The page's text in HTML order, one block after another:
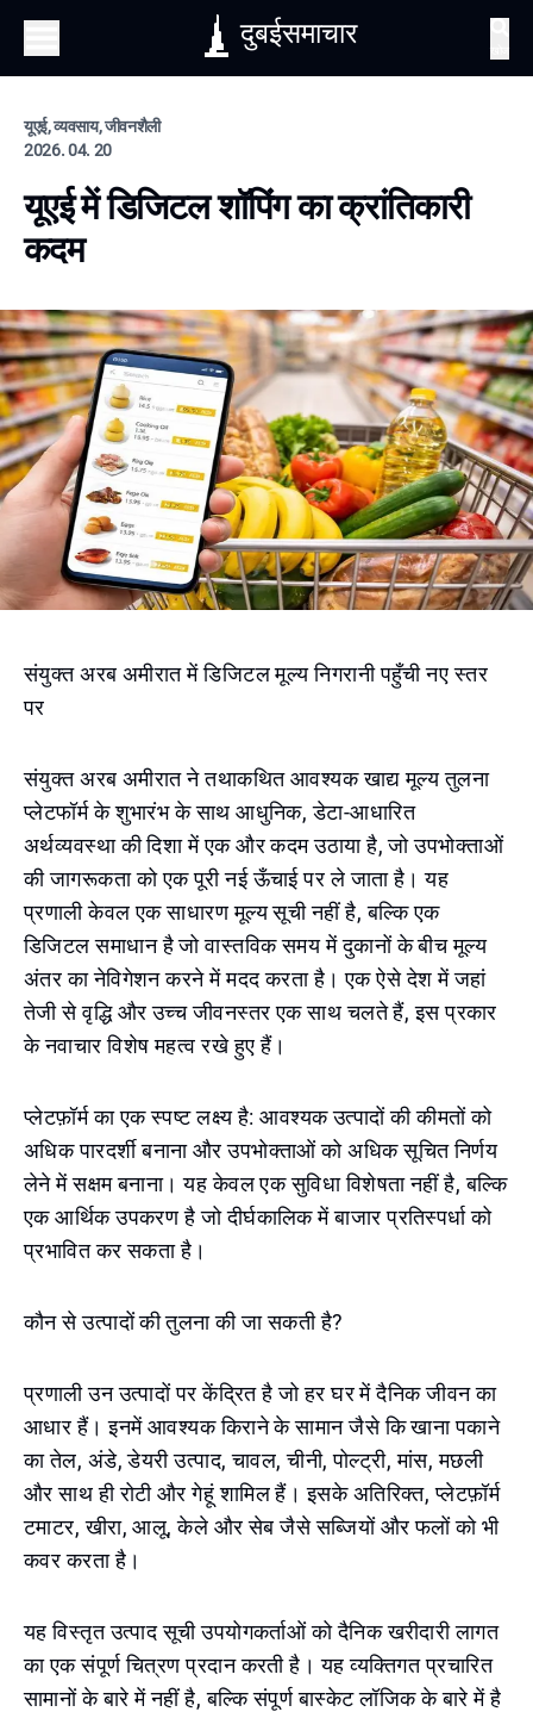
दुबईसमाचार
यूएई, व्यवसाय, जीवनशैली
2026. 04. 20
यूएई में डिजिटल शॉपिंग का क्रांतिकारी
कदम
संयुक्त अरब अमीरात में डिजिटल मूल्य निगरानी पहुँची नए स्तर
पर
संयुक्त अरब अमीरात ने तथाकथित आवश्यक खाद्य मूल्य तुलना
प्लेटफॉर्म के शुभारंभ के साथ आधुनिक, डेटा-आधारित
अर्थव्यवस्था की दिशा में एक और कदम उठाया है, जो उपभोक्ताओं
की जागरूकता को एक पूरी नई ऊँचाई पर ले जाता है। यह
प्रणाली केवल एक साधारण मूल्य सूची नहीं है, बल्कि एक
डिजिटल समाधान है जो वास्तविक समय में दुकानों के बीच मूल्य
अंतर का नेविगेशन करने में मदद करता है। एक ऐसे देश में जहां
तेजी से वृद्धि और उच्च जीवनस्तर एक साथ चलते हैं, इस प्रकार
के नवाचार विशेष महत्व रखे हुए हैं।
प्लेटफ़ॉर्म का एक स्पष्ट लक्ष्य है: आवश्यक उत्पादों की कीमतों को
अधिक पारदर्शी बनाना और उपभोक्ताओं को अधिक सूचित निर्णय
लेने में सक्षम बनाना। यह केवल एक सुविधा विशेषता नहीं है, बल्कि
एक आर्थिक उपकरण है जो दीर्घकालिक में बाजार प्रतिस्पर्धा को
प्रभावित कर सकता है।
कौन से उत्पादों की तुलना की जा सकती है?
प्रणाली उन उत्पादों पर केंद्रित है जो हर घर में दैनिक जीवन का
आधार हैं। इनमें आवश्यक किराने के सामान जैसे कि खाना पकाने
का तेल, अंडे, डेयरी उत्पाद, चावल, चीनी, पोल्ट्री, मांस, मछली
और साथ ही रोटी और गेहूं शामिल हैं। इसके अतिरिक्त, प्लेटफ़ॉर्म
टमाटर, खीरा, आलू, केले और सेब जैसे सब्जियों और फलों को भी
कवर करता है।
यह विस्तृत उत्पाद सूची उपयोगकर्ताओं को दैनिक खरीदारी लागत
का एक संपूर्ण चित्रण प्रदान करती है। यह व्यक्तिगत प्रचारित
सामानों के बारे में नहीं है, बल्कि संपूर्ण बास्केट लॉजिक के बारे में है